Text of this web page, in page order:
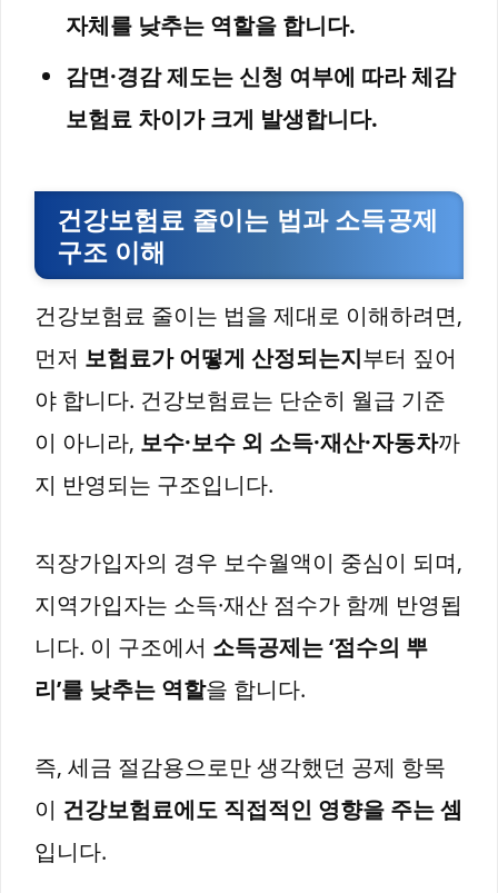
자체를 낮추는 역할을 합니다.
감면·경감 제도는 신청 여부에 따라 체감
보험료 차이가 크게 발생합니다.
건강보험료 줄이는 법과 소득공제
구조 이해
건강보험료 줄이는 법을 제대로 이해하려면,
먼저 보험료가 어떻게 산정되는지부터 짚어
야 합니다. 건강보험료는 단순히 월급 기준
이 아니라, 보수·보수 외 소득·재산·자동차까
지 반영되는 구조입니다.
직장가입자의 경우 보수월액이 중심이 되며,
지역가입자는 소득·재산 점수가 함께 반영됩
니다. 이 구조에서 소득공제는 ‘점수의 뿌
리’를 낮추는 역할을 합니다.
즉, 세금 절감용으로만 생각했던 공제 항목
이 건강보험료에도 직접적인 영향을 주는 셈
입니다.